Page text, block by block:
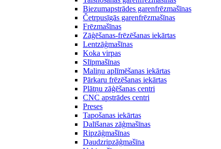
Biezumapstrādes garenfrēzmašīnas
Četrpusīgās garenfrēzmašīnas
Frēzmašīnas
Zāģēšanas-frēzēšanas iekārtas
Lentzāģmašīnas
Koka virpas
Slīpmašīnas
Maliņu aplīmēšanas iekārtas
Pārkaru frēzēšanas iekārtas
Plātņu zāģēšanas centri
CNC apstrādes centri
Preses
Tapošanas iekārtas
Dalīšanas zāģmašīnas
Ripzāģmašīnas
Daudzripzāģmašīna